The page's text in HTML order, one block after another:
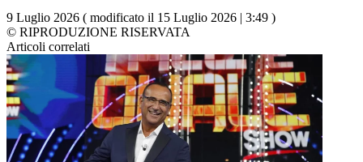
9 Luglio 2026 ( modificato il 15 Luglio 2026 | 3:49 )
© RIPRODUZIONE RISERVATA
Articoli correlati